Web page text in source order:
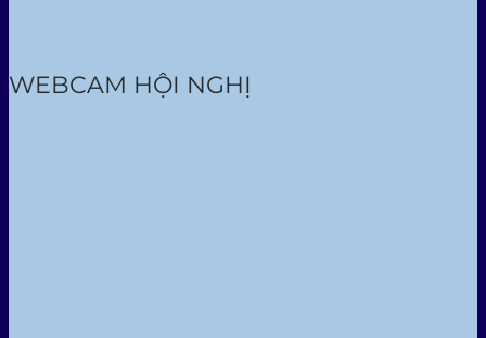
WEBCAM HỘI NGHỊ